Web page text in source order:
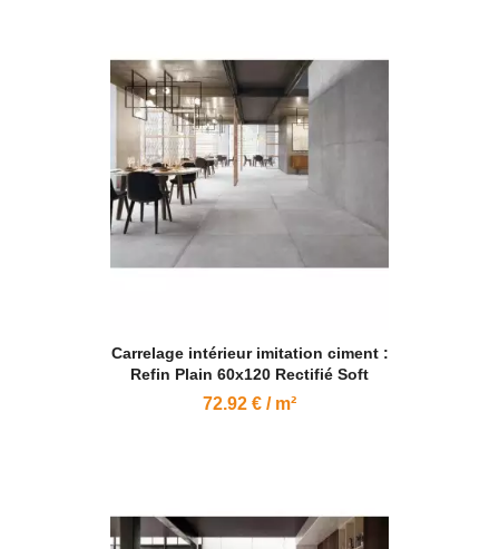
Carrelage intérieur imitation ciment :
Refin Plain 60x120 Rectifié Soft
72.92 € / m²